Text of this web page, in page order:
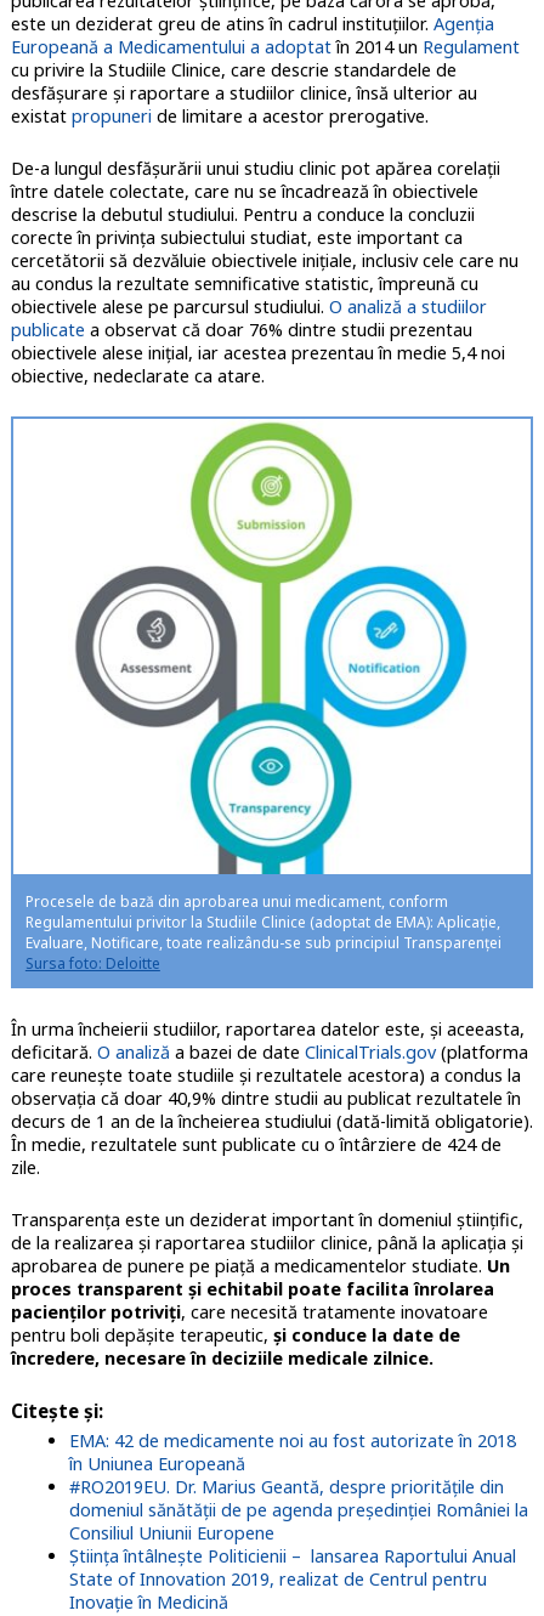
este un deziderat greu de atins în cadrul instituțiilor. Agenția
Europeană a Medicamentului a adoptatîn 2014 un Regulament
cu privire la Studiile Clinice, care descrie standardele de
desfășurare și raportare a studiilor clinice, însă ulterior au
existat propuneri de limitare a acestor prerogative.
De-a lungul desfășurării unui studiu clinic pot apărea corelații
între datele colectate, care nu se încadrează în obiectivele
descrise la debutul studiului. Pentru a conduce la concluzii
corecte în privința subiectului studiat, este important ca
cercetătorii să dezvăluie obiectivele inițiale, inclusiv cele care nu
au condus la rezultate semnificative statistic, împreună cu
obiectivele alese pe parcursul studiului. O analiză a studiilor
publicate a observat că doar 76% dintre studii prezentau
obiectivele alese inițial, iar acestea prezentau în medie 5,4 noi
obiective, nedeclarate ca atare.
Procesele de bază din aprobarea unui medicament, conform
Regulamentului privitor la Studiile Clinice (adoptat de EMA): Aplicație,
Evaluare, Notificare, toate realizându-se sub principiul Transparenței
Sursa foto: Deloitte
În urma încheierii studiilor, raportarea datelor este, și aceeasta,
deficitară. O analiză a bazei de date ClinicalTrials.gov(platforma
care reunește toate studiile și rezultatele acestora) a condus la
observația că doar 40,9% dintre studii au publicat rezultatele în
decurs de 1 an de la încheierea studiului (dată-limită obligatorie).
În medie, rezultatele sunt publicate cu o întârziere de 424 de
zile.
Transparența este un deziderat important în domeniul științific,
de la realizarea și raportarea studiilor clinice, până la aplicația și
aprobarea de punere pe piață a medicamentelor studiate. Un
proces transparent și echitabil poate facilita înrolarea
pacienților potriviți, care necesită tratamente inovatoare
pentru boli depășite terapeutic, și conduce la date de
încredere, necesare în deciziile medicale zilnice.
Citește și:
EMA: 42 de medicamente noi au fost autorizate în 2018
în Uniunea Europeană
#RO2019EU. Dr. Marius Geantă, despre prioritățile din
domeniul sănătății de pe agenda președinției României la
Consiliul Uniunii Europene
Știința întâlnește Politicienii – lansarea Raportului Anual
State of Innovation 2019, realizat de Centrul pentru
Inovație în Medicină